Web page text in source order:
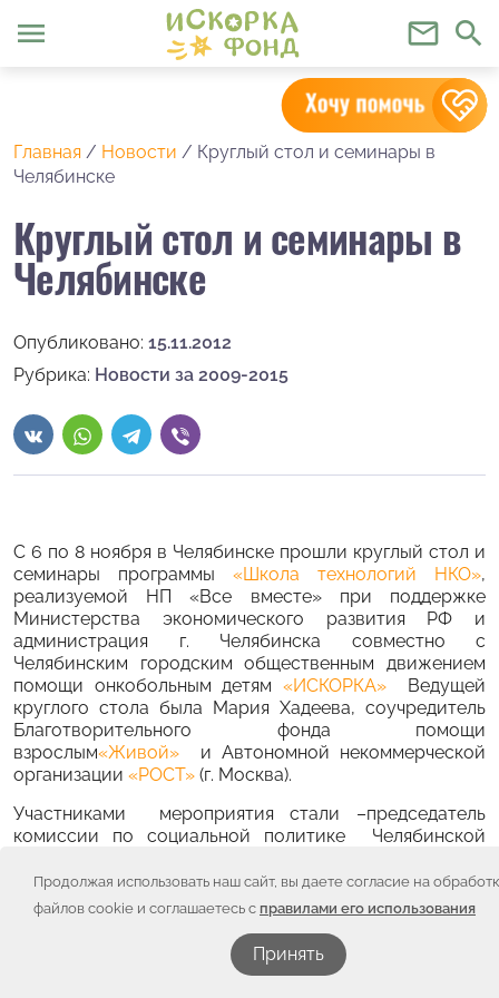
Продолжая использовать наш сайт, вы даете согласие на
файлов cookie и соглашаетесь с правилами его использования
Принять
menu mail_outline search
Главная / Новости / Круглый стол и семинары в
Челябинске
Круглый стол и семинары в
Челябинске
Опубликовано: 15.11.2012
Рубрика: Новости за 2009-2015
С 6 по 8 ноября в Челябинске прошли круглый стол и
семинары программы «Школа технологий НКО»,
реализуемой НП «Все вместе» при поддержке
Министерства экономического развития РФ и
администрация г. Челябинска совместно с
Челябинским городским общественным движением
помощи онкобольным детям «ИСКОРКА»Ведущей
круглого стола была Мария Хадеева, соучредитель
Благотворительного фонда помощи
взрослым«Живой» и Автономной некоммерческой
организации «РОСТ» (г. Москва).
Участниками мероприятия стали –председатель
комиссии по социальной политике Челябинской
исполнительный директор НП «Все вместе» (г.
Москва), председательЧГОДПОД «ИСКОРКА»Евгения
председателя областного отдела Российского
Детского фонда, Щур Татьяна – руководитель